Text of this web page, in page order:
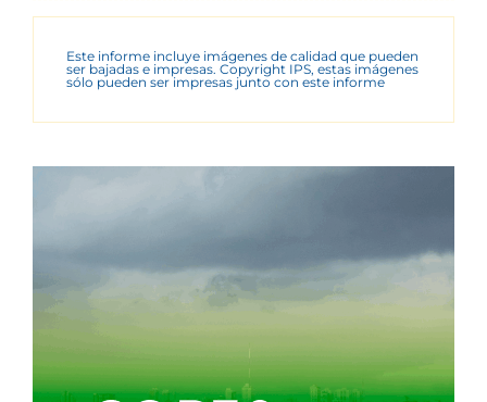
Este informe incluye imágenes de calidad que pueden
ser bajadas e impresas. Copyright IPS, estas imágenes
sólo pueden ser impresas junto con este informe